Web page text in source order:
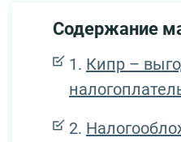
Содержание
Кипр –